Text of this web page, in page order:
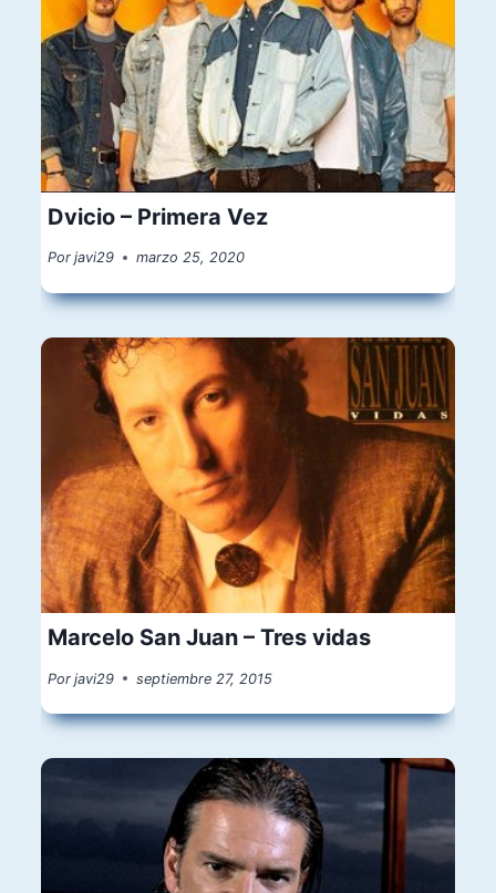
Dvicio – Primera Vez
Por javi29 marzo 25, 2020
Marcelo San Juan – Tres vidas
Por javi29 septiembre 27, 2015